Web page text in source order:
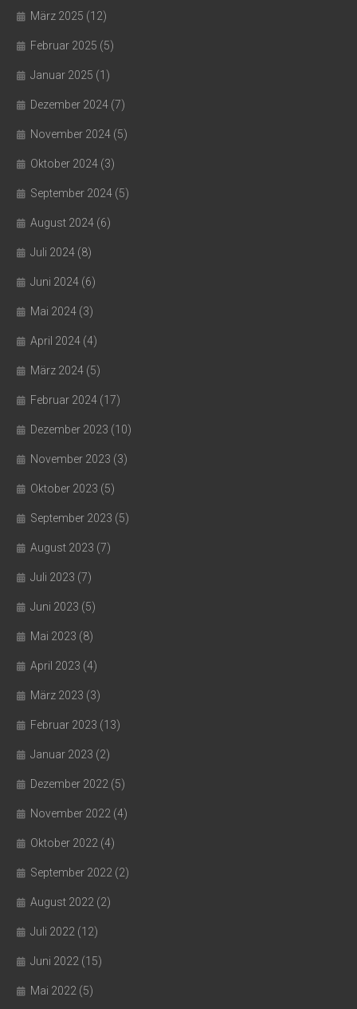
März 2025 (12)
Februar 2025 (5)
Januar 2025 (1)
Dezember 2024 (7)
November 2024 (5)
Oktober 2024 (3)
September 2024 (5)
August 2024 (6)
Juli 2024 (8)
Juni 2024 (6)
Mai 2024 (3)
April 2024 (4)
März 2024 (5)
Februar 2024 (17)
Dezember 2023 (10)
November 2023 (3)
Oktober 2023 (5)
September 2023 (5)
August 2023 (7)
Juli 2023 (7)
Juni 2023 (5)
Mai 2023 (8)
April 2023 (4)
März 2023 (3)
Februar 2023 (13)
Januar 2023 (2)
Dezember 2022 (5)
November 2022 (4)
Oktober 2022 (4)
September 2022 (2)
August 2022 (2)
Juli 2022 (12)
Juni 2022 (15)
Mai 2022 (5)